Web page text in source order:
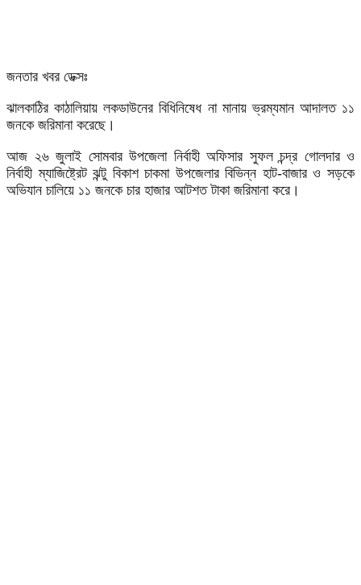
জনতার খবর ডেক্সঃ
ঝালকাঠির কাঠালিয়ায় লকডাউনের বিধিনিষেধ না মানায় ভ্রম্যমান আদালত ১১
জনকে জরিমানা করেছে।
আজ ২৬ জুলাই সোমবার উপজেলা নির্বাহী অফিসার সুফল চন্দ্র গোলদার ও
নির্বাহী ম্যাজিষ্ট্রেট ঝন্টু বিকাশ চাকমা উপজেলার বিভিন্ন হাট-বাজার ও সড়কে
অভিযান চালিয়ে ১১ জনকে চার হাজার আটশত টাকা জরিমানা করে।